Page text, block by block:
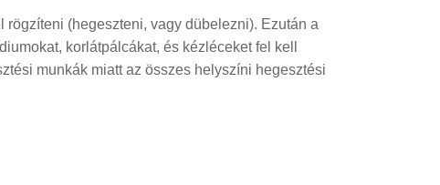
(hegeszteni, vagy dübelezni). Ezután a
korlátpálcákat, és kézléceket fel kell
munkák miatt az összes helyszíni hegesztési